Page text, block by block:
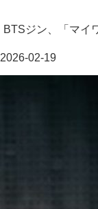
BTSジン、「マイ
2026-02-19